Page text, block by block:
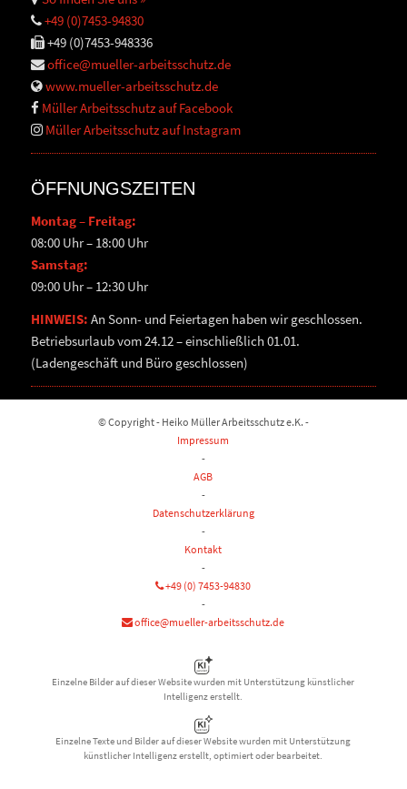
+49 (0)7453-94830
+49 (0)7453-948336
office@mueller-arbeitsschutz.de
www.mueller-arbeitsschutz.de
Müller Arbeitsschutz auf Facebook
Müller Arbeitsschutz auf Instagram
ÖFFNUNGSZEITEN
Montag – Freitag:
08:00 Uhr – 18:00 Uhr
Samstag:
09:00 Uhr – 12:30 Uhr
HINWEIS: An Sonn- und Feiertagen haben wir geschlossen.
Betriebsurlaub vom 24.12 – einschließlich 01.01.
(Ladengeschäft und Büro geschlossen)
© Copyright - Heiko Müller Arbeitsschutz e.K. -
Impressum
-
AGB
-
Datenschutzerklärung
-
Kontakt
-
+49 (0) 7453-94830
-
office@mueller-arbeitsschutz.de
Einzelne Bilder auf dieser Website wurden mit Unterstützung künstlicher
Intelligenz erstellt.
Einzelne Texte und Bilder auf dieser Website wurden mit Unterstützung
künstlicher Intelligenz erstellt, optimiert oder bearbeitet.